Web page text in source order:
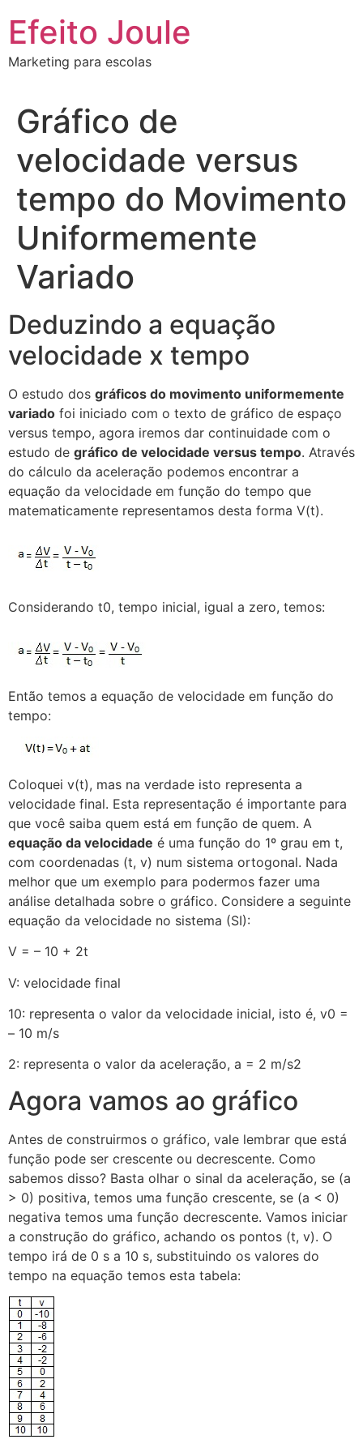
para
conteúdo
Efeito Joule
Marketing para escolas
Gráfico de
velocidade versus
tempo do Movimento
Uniformemente
Variado
Deduzindo a equação
velocidade x tempo
O estudo dos gráficos do movimento uniformemente
variado foi iniciado com o texto de gráfico de espaço
versus tempo, agora iremos dar continuidade com o
estudo de gráfico de velocidade versus tempo. Através
do cálculo da aceleração podemos encontrar a
equação da velocidade em função do tempo que
matematicamente representamos desta forma V(t).
Considerando t0, tempo inicial, igual a zero, temos:
Então temos a equação de velocidade em função do
tempo:
Coloquei v(t), mas na verdade isto representa a
velocidade final. Esta representação é importante para
que você saiba quem está em função de quem. A
equação da velocidade é uma função do 1º grau em t,
com coordenadas (t, v) num sistema ortogonal. Nada
melhor que um exemplo para podermos fazer uma
análise detalhada sobre o gráfico. Considere a seguinte
equação da velocidade no sistema (SI):
V = – 10 + 2t
V: velocidade final
10: representa o valor da velocidade inicial, isto é, v0 =
– 10 m/s
2: representa o valor da aceleração, a = 2 m/s2
Agora vamos ao gráfico
Antes de construirmos o gráfico, vale lembrar que está
função pode ser crescente ou decrescente. Como
sabemos disso? Basta olhar o sinal da aceleração, se (a
> 0) positiva, temos uma função crescente, se (a < 0)
negativa temos uma função decrescente. Vamos iniciar
a construção do gráfico, achando os pontos (t, v). O
tempo irá de 0 s a 10 s, substituindo os valores do
tempo na equação temos esta tabela: